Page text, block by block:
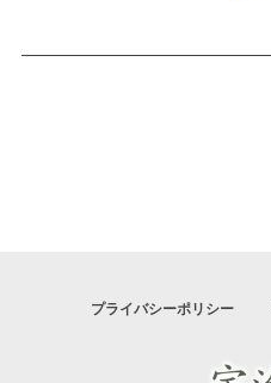
プライバシーポリシー